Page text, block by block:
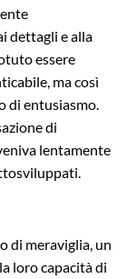
dettagli e alla
essere
ma così
di entusiasmo.
di
lentamente
di meraviglia, un
loro capacità di